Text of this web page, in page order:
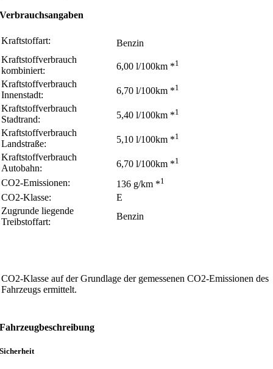
Verbrauchsangaben
Kraftstoffart:
Benzin
Kraftstoffverbrauch
kombiniert:
6,00 l/100km *1
Kraftstoffverbrauch
Innenstadt:
6,70 l/100km *1
Kraftstoffverbrauch
Stadtrand:
5,40 l/100km *1
Kraftstoffverbrauch
Landstraße:
5,10 l/100km *1
Kraftstoffverbrauch
Autobahn:
6,70 l/100km *1
CO2-Emissionen: 136 g/km *1
CO2-Klasse:
E
Zugrunde liegende
Treibstoffart:
Benzin
CO2-Klasse auf der Grundlage der gemessenen CO2-Emissionen des
Fahrzeugs ermittelt.
Fahrzeugbeschreibung
Sicherheit